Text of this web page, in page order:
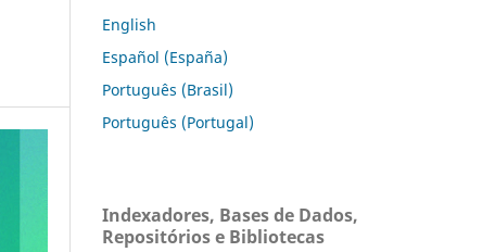
English
Español (España)
Português (Brasil)
Português (Portugal)
Indexadores, Bases de Dados,
Repositórios e Bibliotecas